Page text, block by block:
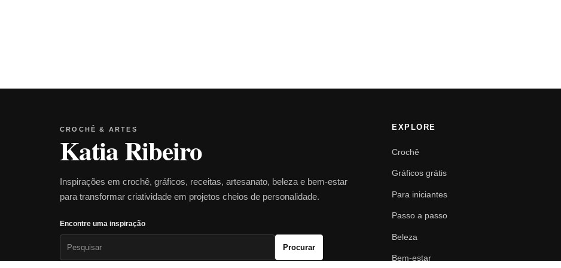
CROCHÊ & ARTES
Katia Ribeiro
Inspirações em crochê, gráficos, receitas, artesanato, beleza e bem-estar
para transformar criatividade em projetos cheios de personalidade.
Encontre uma inspiração
Procurar
EXPLORE
Crochê
Gráficos grátis
Para iniciantes
Passo a passo
Beleza
Bem-estar